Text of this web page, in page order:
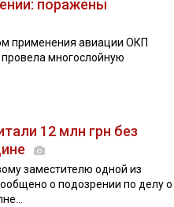
поражены
применения авиации ОКП
многослойную
12 млн грн без
заместителю одной из
о подозрении по делу о